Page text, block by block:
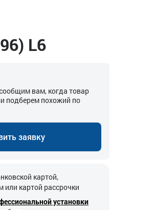
L6
вам, когда товар
подберем похожий по
заявку
картой,
картой рассрочки
установки